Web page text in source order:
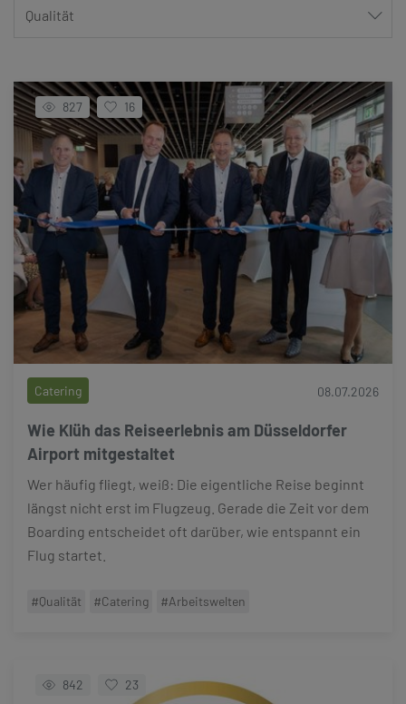
827 16
08.07.2026
Catering
Wie Klüh das Reiseerlebnis am Düsseldorfer
Airport mitgestaltet
Wer häufig fliegt, weiß: Die eigentliche Reise beginnt
längst nicht erst im Flugzeug. Gerade die Zeit vor dem
Boarding entscheidet oft darüber, wie entspannt ein
Flug startet.
#Qualität #Catering #Arbeitswelten
842 23